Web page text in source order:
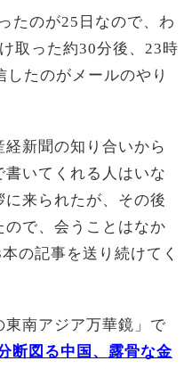
たのが25日なので、わ
取った約30分後、23時
たのがメールのやり
新聞の知り合いから
いてくれる人はいな
来られたが、その後
で、会うことはなか
の記事を送り続けてく
南アジア万華鏡」で
断図る中国、露骨な金